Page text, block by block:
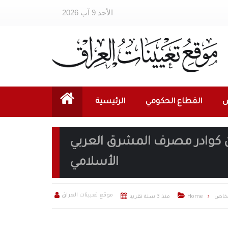
الأحد 9 آب 2026
الرئيسية القطاع الحكومي
كوادر مصرف المشرق العربي
الأسلامي
 موقع تعيينات العراق  منذ 3 سنة تقريبا  Home